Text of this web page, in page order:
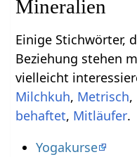
Einige Stichwörter,
Beziehung stehen mit
vielleicht
, ,
,
.
Yogakurse